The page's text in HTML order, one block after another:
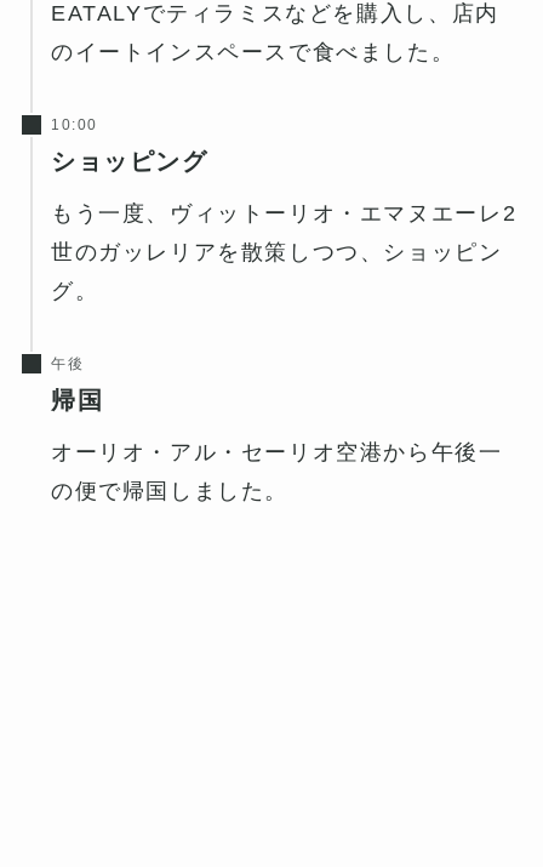
EATALYでティラミスなどを購入し、店内
のイートインスペースで食べました。
10:00
ショッピング
もう一度、ヴィットーリオ・エマヌエーレ2
世のガッレリアを散策しつつ、ショッピン
グ。
午後
帰国
オーリオ・アル・セーリオ空港から午後一
の便で帰国しました。